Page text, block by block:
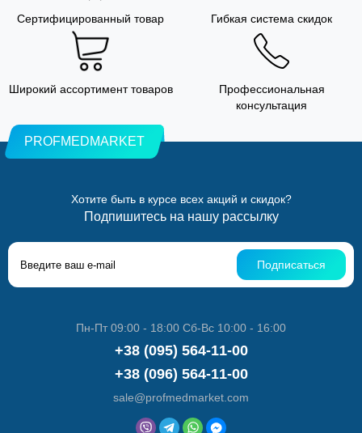
Сертифицированный товар Гибкая система скидок
Широкий ассортимент товаров
Профессиональная
консультация
PROFMEDMARKET
Хотите быть в курсе всех акций и скидок?
Подпишитесь на нашу рассылку
Подписаться
Пн-Пт 09:00 - 18:00 Сб-Вс 10:00 - 16:00
+38 (095) 564-11-00
+38 (096) 564-11-00
sale@profmedmarket.com